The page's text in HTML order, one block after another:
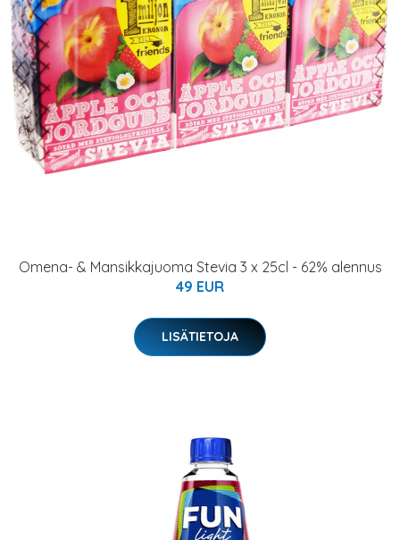
Omena- & Mansikkajuoma Stevia 3 x 25cl - 62% alennus
49 EUR
LISÄTIETOJA